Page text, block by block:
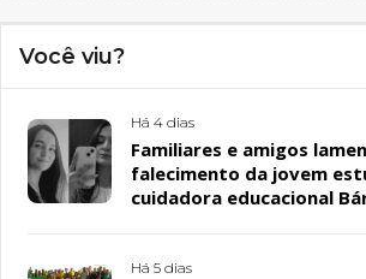
Você viu?
Há 4 dias
Familiares e amigos
falecimento da jovem
cuidadora educacional
Há 5 dias